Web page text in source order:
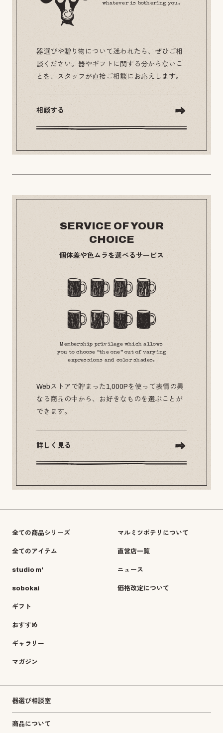
whatever is bothering you.
器選びや贈り物について迷われたら、ぜひご相
談ください。器やギフトに関する分からないこ
とを、スタッフが直接ご相談にお応えします。
相談する
SERVICE OF YOUR
CHOICE
個体差や色ムラを選べるサービス
Membership privilege which allows
you to choose “the one” out of varying
expressions and color shades.
Webストアで貯まった1,000Pを使って表情の異
なる商品の中から、お好きなものを選ぶことが
できます。
詳しく見る
全ての商品シリーズ
全てのアイテム
studio m'
sobokai
ギフト
おすすめ
ギャラリー
マガジン
マルミツポテリについて
直営店一覧
ニュース
価格改定について
器選び相談室
商品について